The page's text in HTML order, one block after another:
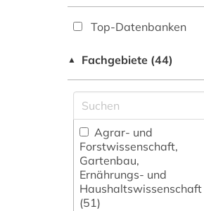
Top-Datenbanken
▲ Fachgebiete (44)
Agrar- und
Forstwissenschaft,
Gartenbau,
Ernährungs- und
Haushaltswissenschaft
(51)